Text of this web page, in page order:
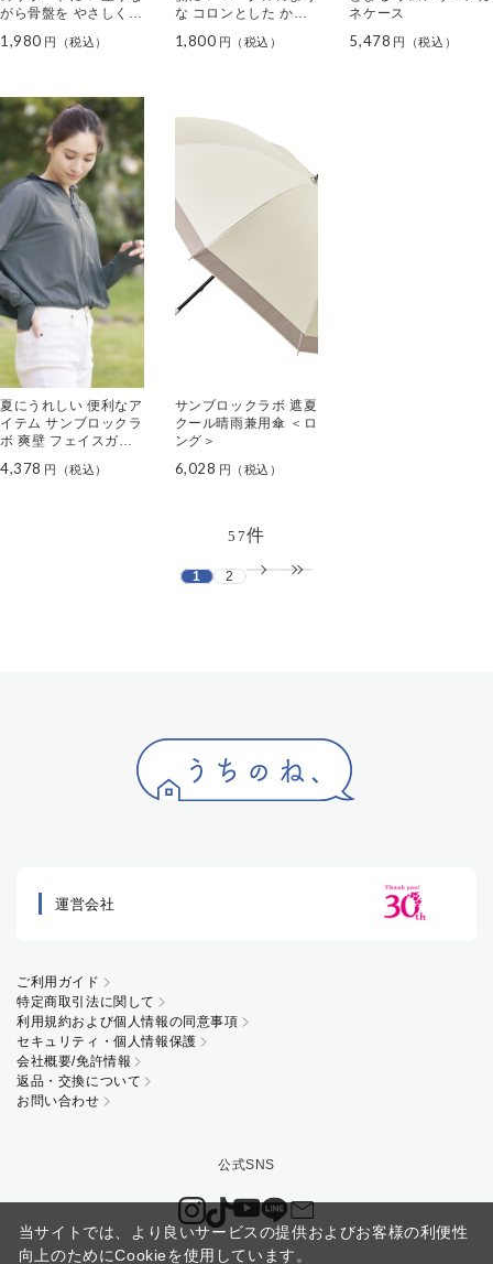
がら骨盤を やさしくサ
ッション
1,980
な コロンとした かわ
ヒップス ベーグルクッ
1,800
ネケース
5,478
夏にうれしい 便利なア
イテム サンブロックラ
ボ 爽壁 フェイスガー
4,378
サンブロックラボ 遮夏
クール晴雨兼用傘 ＜ロ
ング＞
6,028
57件
1 2
運営会社
ご利用ガイド
特定商取引法に関して
利用規約および個人情報の同意事項
セキュリティ・個人情報保護
会社概要/免許情報
返品・交換について
お問い合わせ
当サイトでは、より良いサービスの提供およびお客様の利便性
向上のためにCookieを使用しています。